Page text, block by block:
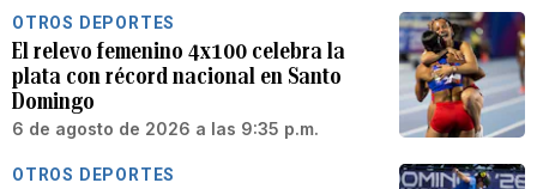
OTROS DEPORTES
El relevo femenino 4x100 celebra la
plata con récord nacional en Santo
Domingo
6 de agosto de 2026 a las 9:35 p.m.
OTROS DEPORTES